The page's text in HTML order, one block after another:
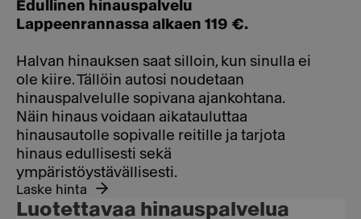
Edullinen hinauspalvelu
Lappeenrannassa alkaen 119 €.
Halvan hinauksen saat silloin, kun sinulla ei
ole kiire. Tällöin autosi noudetaan
hinauspalvelulle sopivana ajankohtana.
Näin hinaus voidaan aikatauluttaa
hinausautolle sopivalle reitille ja tarjota
hinaus edullisesti sekä
ympäristöystävällisesti.
Laske hinta